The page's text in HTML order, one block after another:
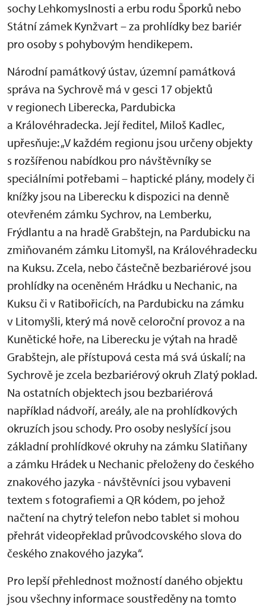
sochy Lehkomyslnosti a erbu rodu Šporků nebo
Státní zámek Kynžvart – za prohlídky bez bariér
pro osoby s pohybovým hendikepem.
Národní památkový ústav, územní památková
správa na Sychrově má v gesci 17 objektů
v regionech Liberecka, Pardubicka
a Královéhradecka. Její ředitel, Miloš Kadlec,
upřesňuje: „V každém regionu jsou určeny objekty
s rozšířenou nabídkou pro návštěvníky se
speciálními potřebami – haptické plány, modely či
knížky jsou na Liberecku k dispozici na denně
otevřeném zámku Sychrov, na Lemberku,
Frýdlantu a na hradě Grabštejn, na Pardubicku na
zmiňovaném zámku Litomyšl, na Královéhradecku
na Kuksu. Zcela, nebo částečně bezbariérové jsou
prohlídky na oceněném Hrádku u Nechanic, na
Kuksu či v Ratibořicích, na Pardubicku na zámku
v Litomyšli, který má nově celoroční provoz a na
Kunětické hoře, na Liberecku je výtah na hradě
Grabštejn, ale přístupová cesta má svá úskalí; na
Sychrově je zcela bezbariérový okruh Zlatý poklad.
Na ostatních objektech jsou bezbariérová
například nádvoří, areály, ale na prohlídkových
okruzích jsou schody. Pro osoby neslyšící jsou
základní prohlídkové okruhy na zámku Slatiňany
a zámku Hrádek u Nechanic přeloženy do českého
znakového jazyka - návštěvníci jsou vybaveni
textem s fotografiemi a QR kódem, po jehož
načtení na chytrý telefon nebo tablet si mohou
přehrát videopřeklad průvodcovského slova do
českého znakového jazyka“.
Pro lepší přehlednost možností daného objektu
jsou všechny informace soustředěny na tomto